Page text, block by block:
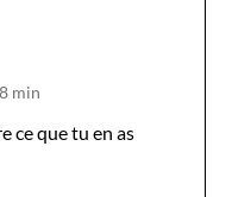
min
ce que tu en as